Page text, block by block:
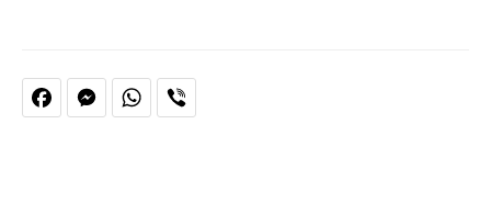
FacebookMessengerWhatsApp